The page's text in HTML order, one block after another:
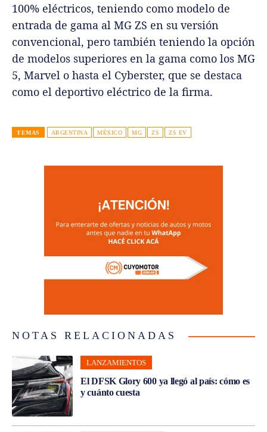
100% eléctricos, teniendo como modelo de
entrada de gama al MG ZS en su versión
convencional, pero también teniendo la opción
de modelos superiores en la gama como los MG
5, Marvel o hasta el Cyberster, que se destaca
como el deportivo eléctrico de la firma.
TEMAS ARGENTINA MÉXICO MG ZS ZS EV
NOTAS RELACIONADAS
LANZAMIENTOS
El DFSK Glory 600 ya llegó al país: cómo es
y cuánto cuesta